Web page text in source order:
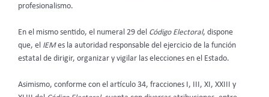
profesionalismo.
En el mismo sentido, el numeral 29 del Código Electoral, dispone
que, el IEMes la autoridad responsable del ejercicio de la función
estatal de dirigir, organizar y vigilar las elecciones en el Estado.
Asimismo, conforme con el artículo 34, fracciones I, III, XI, XXIII y